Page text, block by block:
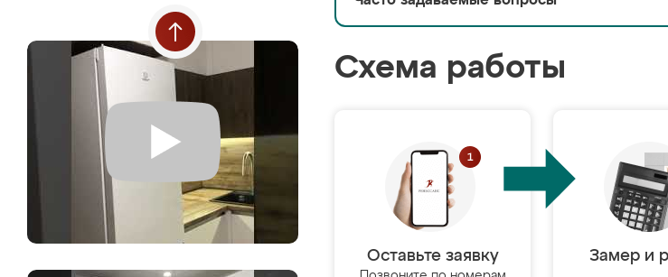
Схема работы
Оставьте заявку Замер и